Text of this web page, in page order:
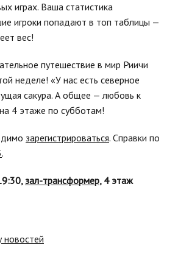
играх. Ваша статистика
игроки попадают в топ таблицы —
вес!
путешествие в мир Риичи
неделе! «У нас есть северное
сакура. А общее — любовь к
4 этаже по субботам!
зарегистрироваться. Справки по
.
зал-трансформер, 4 этаж
новостей